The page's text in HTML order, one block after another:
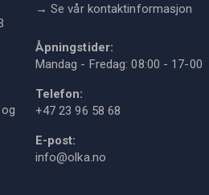
→ Se vår kontaktinformasjon
Åpningstider:
Mandag - Fredag: 08:00 - 17-00
Telefon:
+47 23 96 58 68
E-post:
info@olka.no